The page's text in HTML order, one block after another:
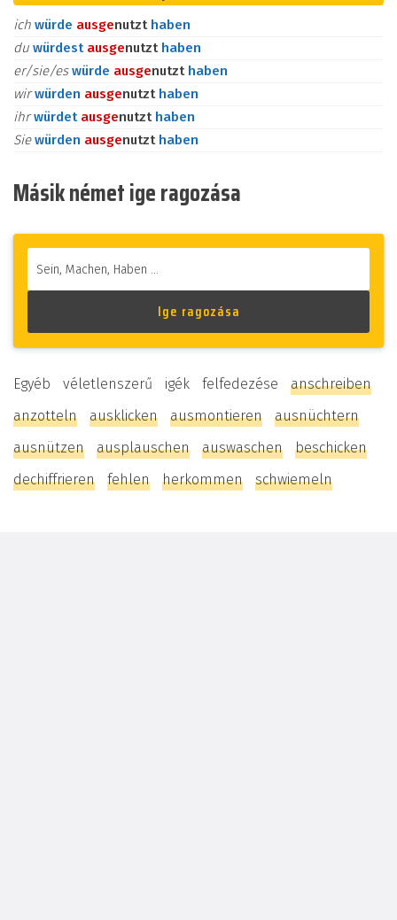
ich würde ausgenutzt haben
du würdest ausgenutzt haben
er/sie/eswürde ausgenutzt haben
wirwürden ausgenutzt haben
ihrwürdet ausgenutzt haben
Siewürden ausgenutzt haben
Másik német ige ragozása
Egyéb véletlenszerű igék felfedezése anschreiben
anzotteln
ausklicken ausmontieren
ausnüchtern
ausnützen
ausplauschen auswaschen
beschicken
dechiffrieren
fehlen herkommen schwiemeln